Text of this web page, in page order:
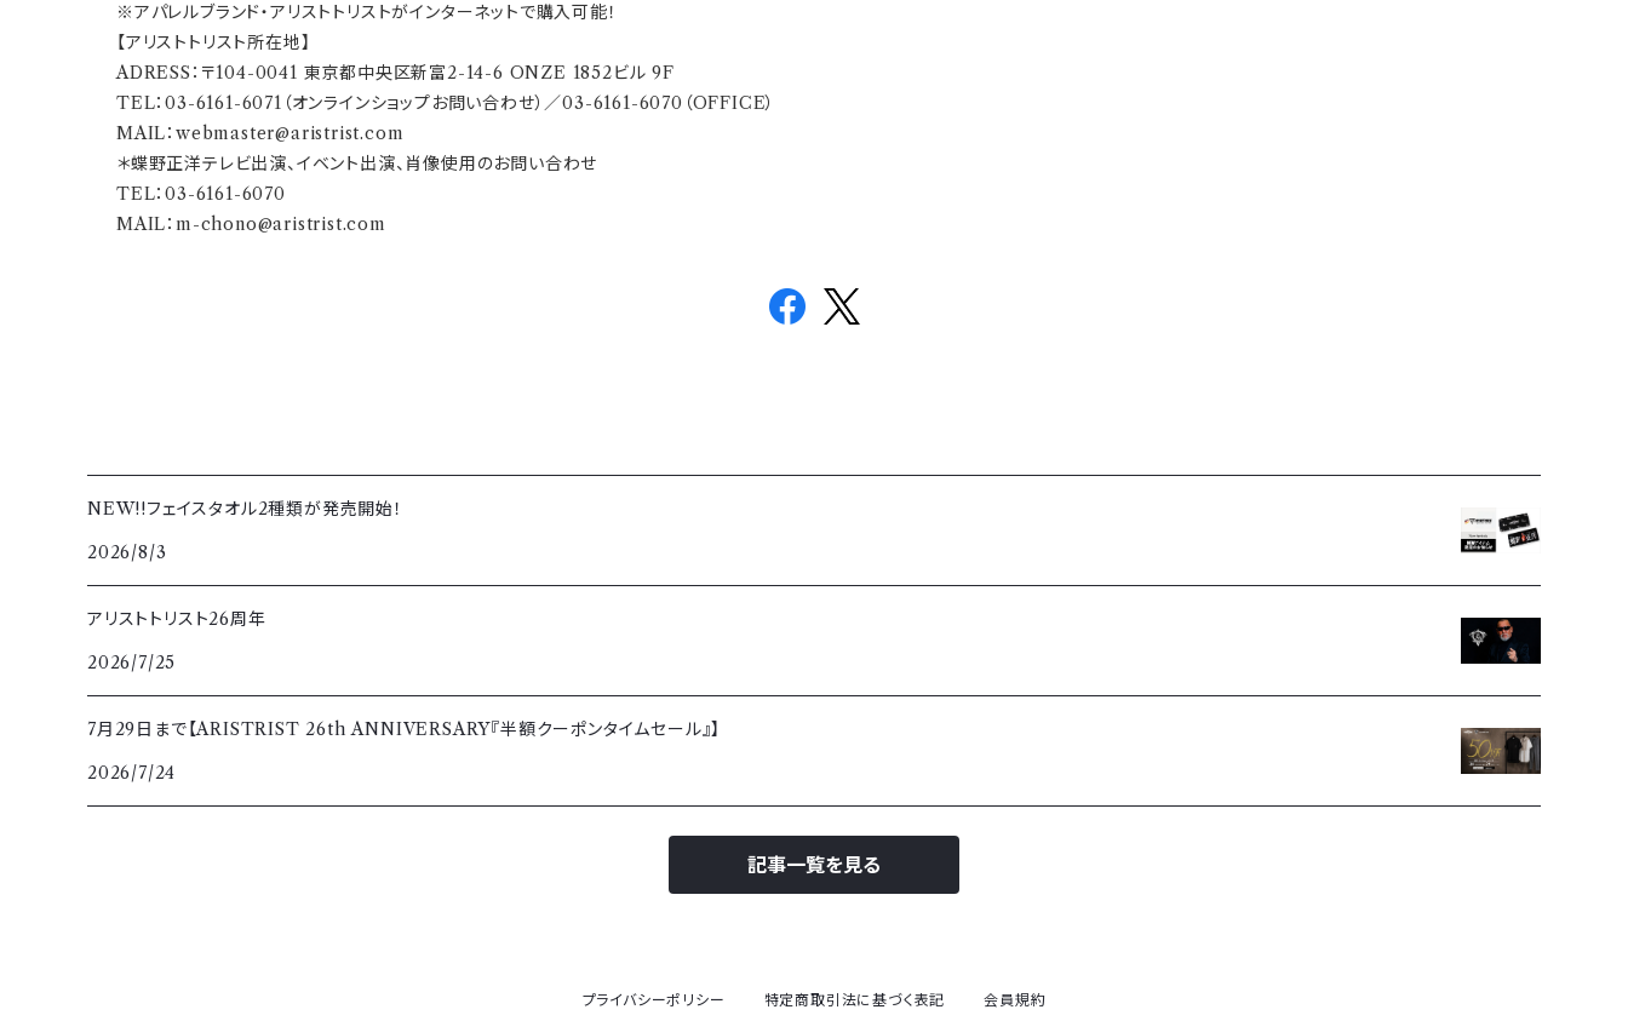
※アパレルブランド・アリストトリストがインターネットで購入可能！
【アリストトリスト所在地】
ADRESS：〒104-0041 東京都中央区新富2-14-6 ONZE 1852ビル 9F
TEL：03-6161-6071（オンラインショップお問い合わせ）／03-6161-6070（OFFICE）
MAIL： webmaster@aristrist.com
＊蝶野正洋テレビ出演、イベント出演、肖像使用のお問い合わせ
TEL：03-6161-6070
MAIL： m-chono@aristrist.com
NEW!!フェイスタオル2種類が発売開始！
2026/8/3
アリストトリスト26周年
2026/7/25
7月29日まで【ARISTRIST 26th ANNIVERSARY『半額クーポンタイムセール』】
2026/7/24
記事一覧を見る
プライバシーポリシー 特定商取引法に基づく表記 会員規約